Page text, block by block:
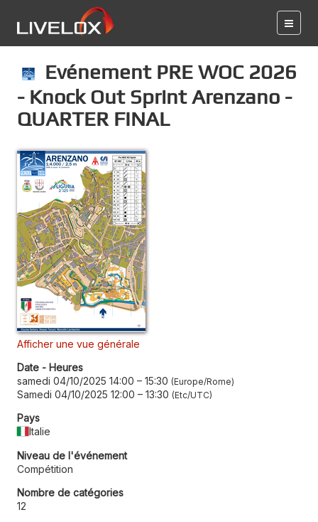
Evénement PRE WOC 2026
- Knock Out Sprint Arenzano -
QUARTER FINAL
Afficher une vue générale
Date - Heures
samedi 04/10/2025 14:00 – 15:30 Europe/Rome
Samedi 04/10/2025 12:00 – 13:30 Etc/UTC
Pays
Italie
Niveau de l'événement
Compétition
Nombre de catégories
12